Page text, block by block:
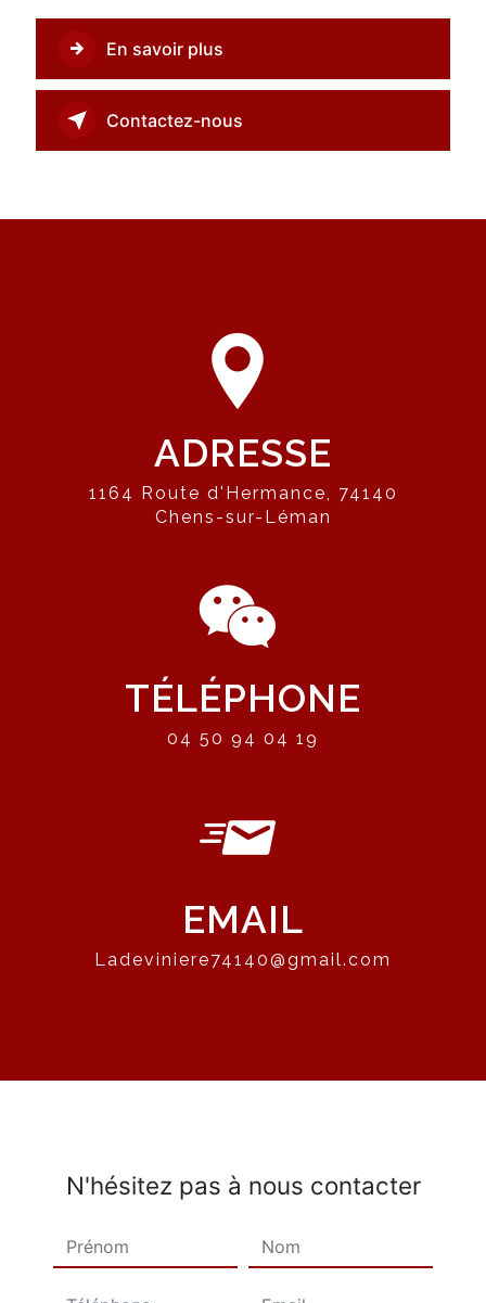
En savoir plus
Contactez-nous
ADRESSE
1164 Route d'Hermance, 74140
Chens-sur-Léman
TÉLÉPHONE
04 50 94 04 19
EMAIL
ladeviniere74140@gmail.com
N'hésitez pas à nous contacter